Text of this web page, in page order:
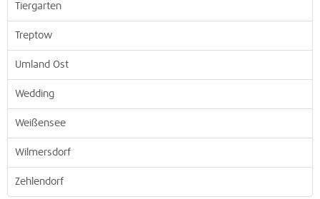
Tiergarten
Treptow
Umland Ost
Wedding
Weißensee
Wilmersdorf
Zehlendorf